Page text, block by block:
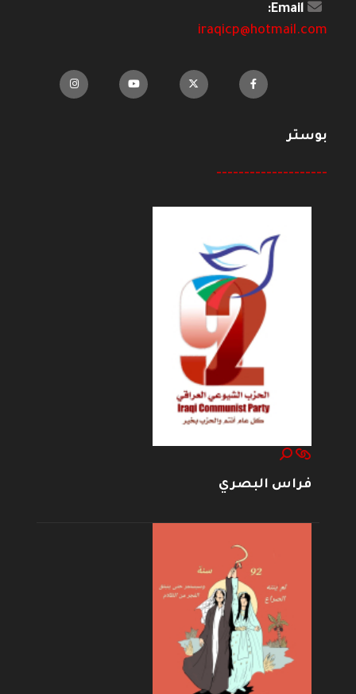
Email:
iraqicp@hotmail.com
بوستر
--------------------
فراس البصري